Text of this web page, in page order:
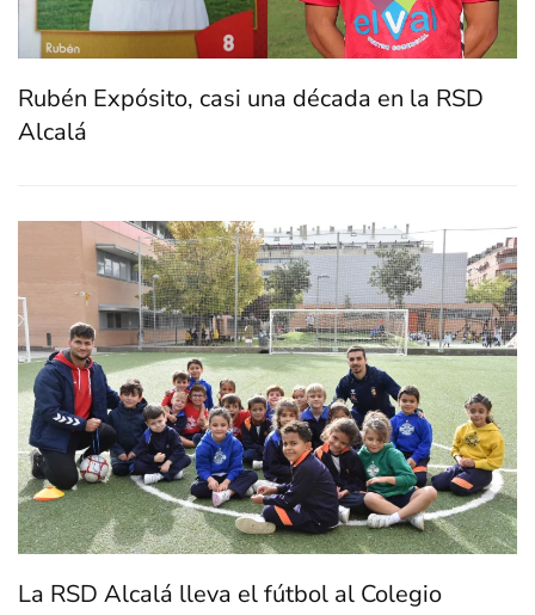
Rubén Expósito, casi una década en la RSD
Alcalá
La RSD Alcalá lleva el fútbol al Colegio